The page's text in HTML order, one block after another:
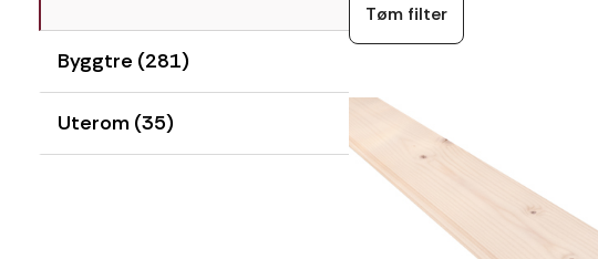
Byggtre (281)
Uterom (35)
Tøm filter